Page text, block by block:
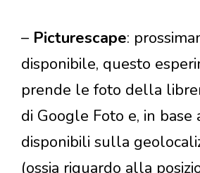
– Picturescape:
disponibile, questo
prende le foto della
di Google Foto e, in base
disponibili sulla
(ossia riguardo alla